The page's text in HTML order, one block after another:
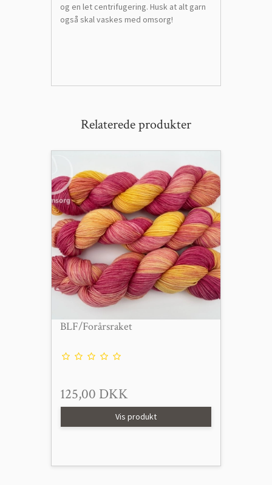
og en let centrifugering. Husk at alt garn
også skal vaskes med omsorg!
Relaterede produkter
BLF/Forårsraket
125,00 DKK
Vis produkt